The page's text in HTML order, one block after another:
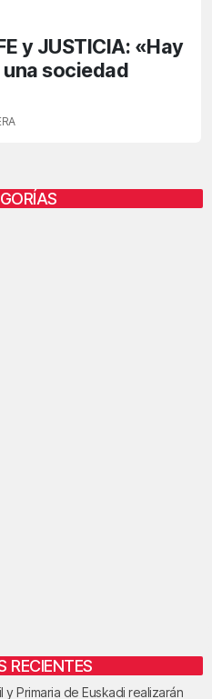
y JUSTICIA: «Hay
sociedad
RECIENTES
Primaria de Euskadi realizarán